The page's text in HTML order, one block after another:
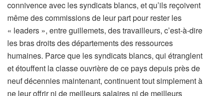
connivence avec les syndicats blancs, et qu’ils reçoivent
même des commissions de leur part pour rester les
« leaders », entre guillemets, des travailleurs, c’est-à-dire
les bras droits des départements des ressources
humaines. Parce que les syndicats blancs, qui étranglent
et étouffent la classe ouvrière de ce pays depuis près de
neuf décennies maintenant, continuent tout simplement à
ne leur offrir ni de meilleurs salaires ni de meilleurs